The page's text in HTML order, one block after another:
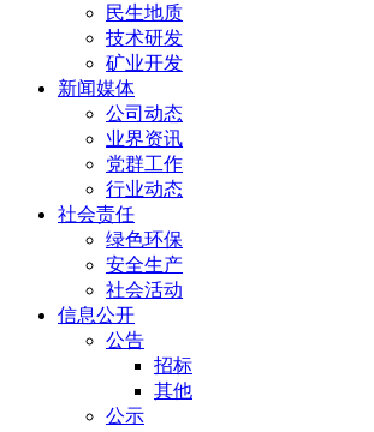
民生地质
技术研发
矿业开发
新闻媒体
公司动态
业界资讯
党群工作
行业动态
社会责任
绿色环保
安全生产
社会活动
信息公开
公告
招标
其他
公示